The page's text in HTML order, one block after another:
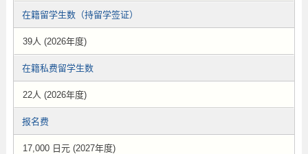
在籍留学生数（持留学签证）
39人 (2026年度)
在籍私费留学生数
22人 (2026年度)
报名费
17,000 日元 (2027年度)